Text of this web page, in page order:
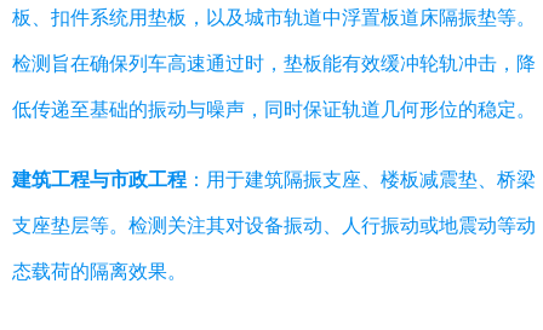
板、扣件系统用垫板，以及城市轨道中浮置板道床隔振垫等。
检测旨在确保列车高速通过时，垫板能有效缓冲轮轨冲击，降
低传递至基础的振动与噪声，同时保证轨道几何形位的稳定。
建筑工程与市政工程 ：用于建筑隔振支座、楼板减震垫、桥梁
支座垫层等。检测关注其对设备振动、人行振动或地震动等动
态载荷的隔离效果。